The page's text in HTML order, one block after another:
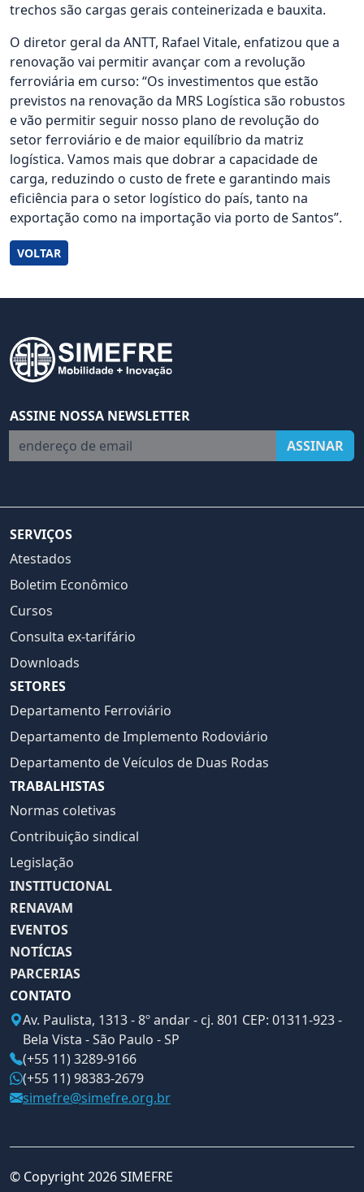
trechos são cargas gerais conteinerizada e bauxita.
O diretor geral da ANTT, Rafael Vitale, enfatizou que a
renovação vai permitir avançar com a revolução
ferroviária em curso: “Os investimentos que estão
previstos na renovação da MRS Logística são robustos
e vão permitir seguir nosso plano de revolução do
setor ferroviário e de maior equilíbrio da matriz
logística. Vamos mais que dobrar a capacidade de
carga, reduzindo o custo de frete e garantindo mais
eficiência para o setor logístico do país, tanto na
exportação como na importação via porto de Santos”.
VOLTAR
ASSINE NOSSA NEWSLETTER
endereço de email
ASSINAR
SERVIÇOS
Atestados
Boletim Econômico
Cursos
Consulta ex-tarifário
Downloads
SETORES
Departamento Ferroviário
Departamento de Implemento Rodoviário
Departamento de Veículos de Duas Rodas
TRABALHISTAS
Normas coletivas
Contribuição sindical
Legislação
INSTITUCIONAL
RENAVAM
EVENTOS
NOTÍCIAS
PARCERIAS
CONTATO
Av. Paulista, 1313 - 8º andar - cj. 801 CEP: 01311-923 -
Bela Vista - São Paulo - SP
(+55 11) 3289-9166
(+55 11) 98383-2679
simefre@simefre.org.br
© Copyright 2026 SIMEFRE